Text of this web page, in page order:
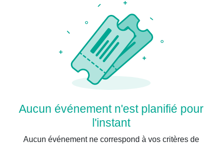
Aucun événement n'est planifié pour
l'instant
Aucun événement ne correspond à vos critères de